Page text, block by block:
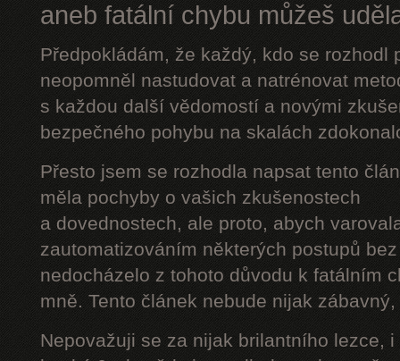
aneb fatální chybu můžeš
Předpokládám, že každý, kdo se rozhodl
neopomněl nastudovat a natrénovat
s každou další vědomostí a novými
bezpečného pohybu na skalách
Přesto jsem se rozhodla napsat tento
měla pochyby o vašich zkušenostech
a dovednostech, ale proto, abych
zautomatizováním některých postupů
nedocházelo z tohoto důvodu k fatálním
mně. Tento článek nebude nijak
Nepovažuji se za nijak brilantního lezce,